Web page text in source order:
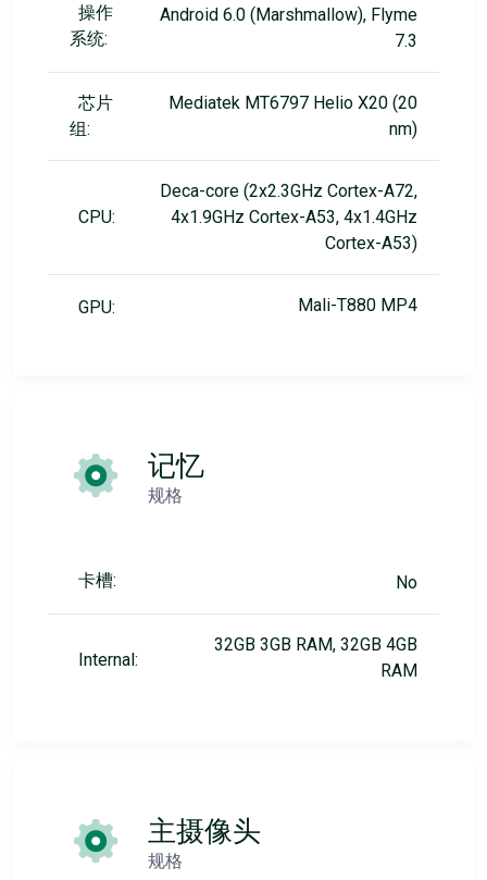
操作
系统:
Android 6.0 (Marshmallow), Flyme
7.3
芯片
组:
Mediatek MT6797 Helio X20 (20
nm)
CPU:
Deca-core (2x2.3GHz Cortex-A72,
4x1.9GHz Cortex-A53, 4x1.4GHz
Cortex-A53)
GPU: Mali-T880 MP4
记忆
规格
卡槽: No
Internal:
32GB 3GB RAM, 32GB 4GB
RAM
主摄像头
规格